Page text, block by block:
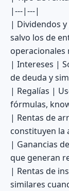
|---|---|
| Dividendos
salvo los de
operacionales
| Intereses |
de deuda y
| Regalías |
fórmulas,
| Rentas de
constituyen la
| Ganancias
que generan
| Rentas de
similares